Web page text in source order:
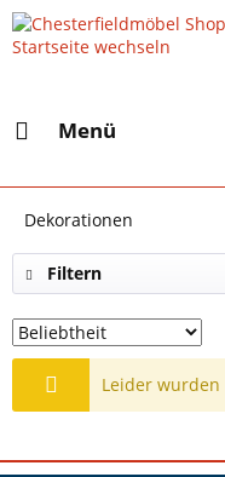
Menü
Dekorationen
Filtern
Leider